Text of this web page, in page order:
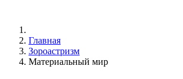
Главная
Зороастризм
Материальный мир